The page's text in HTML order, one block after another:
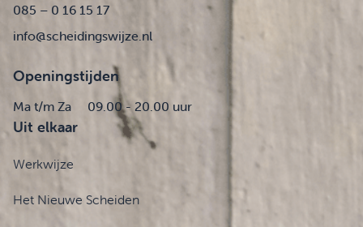
085 – 0 16 15 17
info@scheidingswijze.nl
Openingstijden
Ma t/m Za 09.00 - 20.00 uur
Uit elkaar
Werkwijze
Het Nieuwe Scheiden